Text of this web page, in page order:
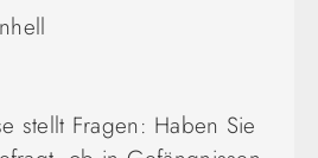
stellt Fragen: Haben Sie